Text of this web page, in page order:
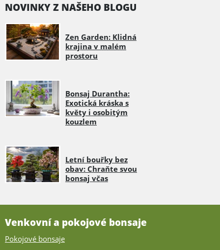
NOVINKY Z NAŠEHO BLOGU
Zen Garden: Klidná
krajina v malém
prostoru
Bonsaj Durantha:
Exotická kráska s
květy i osobitým
kouzlem
Letní bouřky bez
obav: Chraňte svou
bonsaj včas
Venkovní a pokojové bonsaje
Pokojové bonsaje